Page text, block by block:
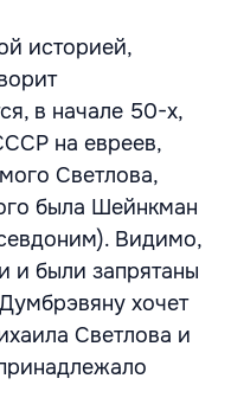
историей,
в начале 50-х,
на евреев,
Светлова,
была Шейнкман
Видимо,
и были запрятаны
хочет
Светлова и